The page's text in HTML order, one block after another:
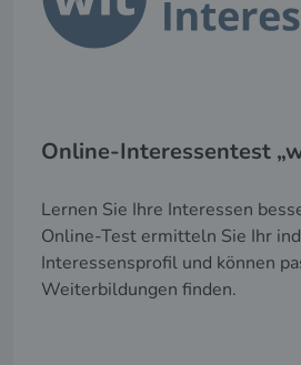
Online-Interessentest
Lernen Sie Ihre Interessen
Online-Test ermitteln Sie Ihr
Interessensprofil und können
Weiterbildungen finden.